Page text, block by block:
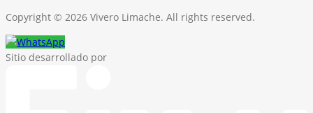
Copyright © 2026 Vivero Limache. All rights reserved.
Sitio desarrollado por